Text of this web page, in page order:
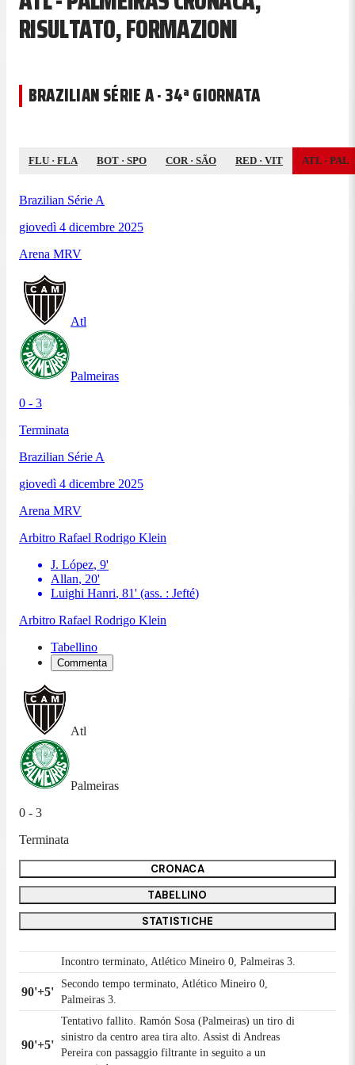
RISULTATO, FORMAZIONI
BRAZILIAN SÉRIE A · 34ª GIORNATA
FLU · FLA BOT · SPO COR· SÃO RED · VIT ATL · PAL
Brazilian Série A
giovedì 4 dicembre 2025
Arena MRV
Atl
Palmeiras
0 - 3
Terminata
Brazilian Série A
giovedì 4 dicembre 2025
Arena MRV
Arbitro Rafael Rodrigo Klein
J. López, 9'
Allan, 20'
Luighi Hanri, 81' (ass. : Jefté)
Arbitro Rafael Rodrigo Klein
Tabellino
Commenta
Atl
Palmeiras
0 - 3
Terminata
CRONACA
TABELLINO
STATISTICHE
Incontro terminato, Atlético Mineiro 0, Palmeiras 3.
90'+5'
Secondo tempo terminato, Atlético Mineiro 0,
Palmeiras 3.
90'+5'
Tentativo fallito. Ramón Sosa (Palmeiras) un tiro di
sinistro da centro area tira alto. Assist di Andreas
Pereira con passaggio filtrante in seguito a un